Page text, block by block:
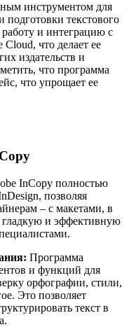
инструментом для
подготовки текстового
и интеграцию с
что делает ее
издательств и
что программа
что упрощает ее
InCopy полностью
позволяя
– с макетами, в
гладкую и эффективную
Программа
и функций для
орфографии, стили,
Это позволяет
текст в